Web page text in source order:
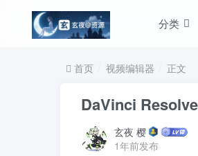
分类
首页 视频编辑器 正文
DaVinci
玄夜 樱
1年前发布